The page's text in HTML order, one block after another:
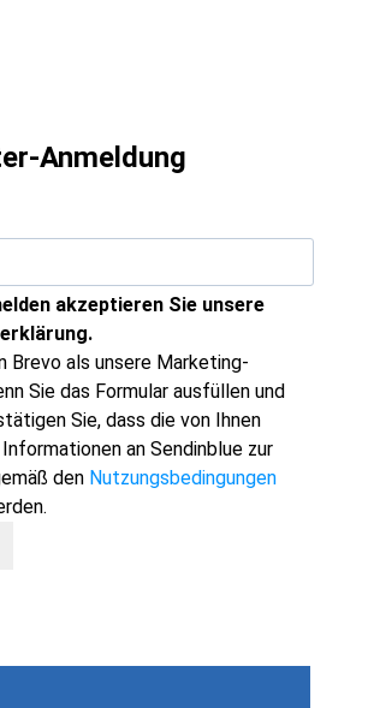
Anmeldung
akzeptieren Sie unsere
Brevo als unsere Marketing-
Sie das Formular ausfüllen und
Sie, dass die von Ihnen
an Sendinblue zur
den Nutzungsbedingungen